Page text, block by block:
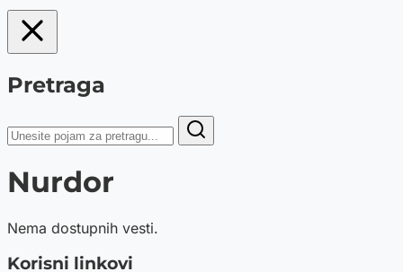
Pretraga
Nurdor
Nema dostupnih vesti.
Korisni linkovi